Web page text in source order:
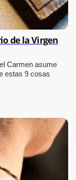
de la Virgen
Carmen asume
estas 9 cosas